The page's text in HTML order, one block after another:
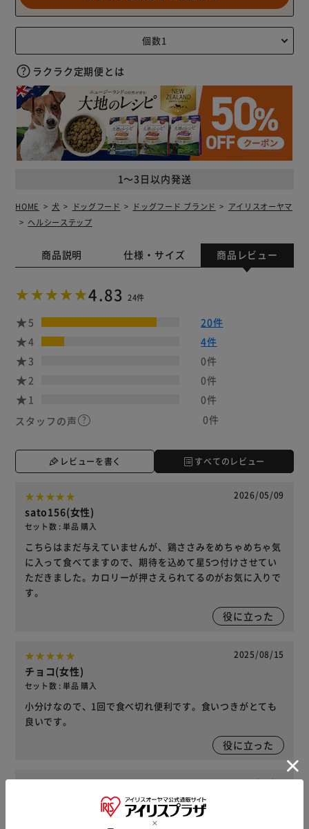
1～3日以内発送
ラクラク定期便とは
HOME 犬 ドッグフード ドッグフード ブランド
アイリスオーヤマ
ヘルシーステップ
商品説明 仕様・サイズ 商品レビュー
4.83 24件
5
20件
4
4件
3
0件
2
0件
1
0件
スタッフの声
0件
レビューを書く すべてのレビュー
2026/05/09
sato156(女性)
セット数 : 単品 購入
こちらはまだ与えていませんが、鶏ささみをめちゃめちゃ気
に入って食べてますので、期待を込めて星5つ付けさせてい
ただきました。カロリーが押さえられてるのがお気に入りで
す。
役に立った
2025/08/15
チョコ(女性)
セット数 : 単品 購入
小分けなので、1回で食べ切れ便利です。食いつきがとても
良いです。
役に立った
2025/06/12